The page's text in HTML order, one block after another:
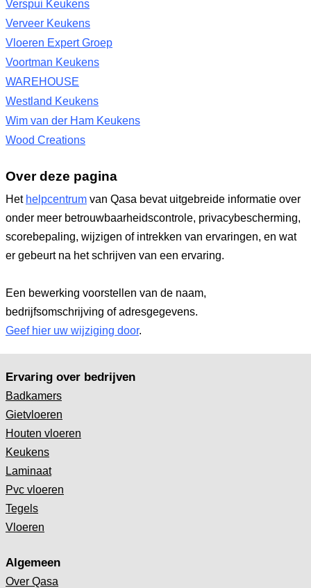
Verspui Keukens
Verveer Keukens
Vloeren Expert Groep
Voortman Keukens
WAREHOUSE
Westland Keukens
Wim van der Ham Keukens
Wood Creations
Over deze pagina
Het helpcentrum van Qasa bevat uitgebreide informatie over
onder meer betrouwbaarheidscontrole, privacybescherming,
scorebepaling, wijzigen of intrekken van ervaringen, en wat
er gebeurt na het schrijven van een ervaring.
Een bewerking voorstellen van de naam,
bedrijfsomschrijving of adresgegevens.
Geef hier uw wijziging door.
Ervaring over bedrijven
Badkamers
Gietvloeren
Houten vloeren
Keukens
Laminaat
Pvc vloeren
Tegels
Vloeren
Algemeen
Over Qasa